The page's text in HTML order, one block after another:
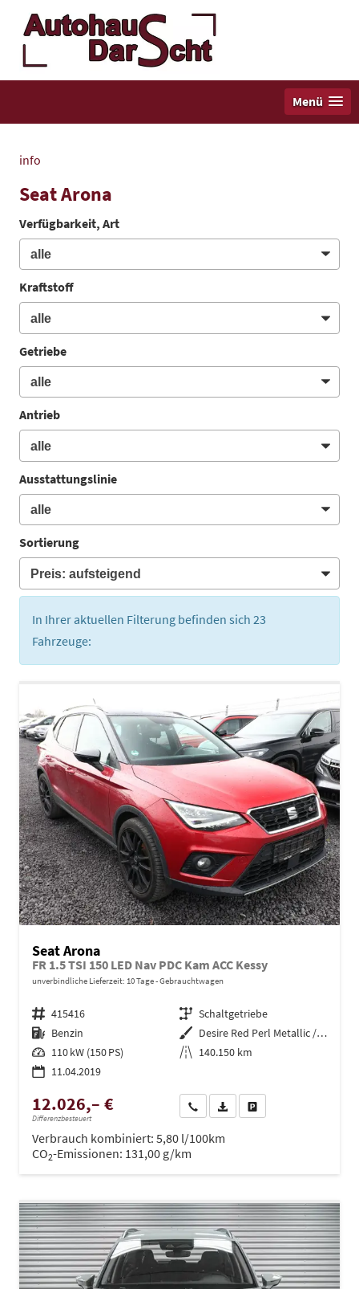
Menü
info
Seat Arona
Verfügbarkeit, Art
Kraftstoff
Getriebe
Antrieb
Ausstattungslinie
Sortierung
In Ihrer aktuellen Filterung befinden sich 23
Fahrzeuge:
Seat Arona
FR 1.5 TSI 150 LED Nav PDC Kam ACC Kessy
unverbindliche Lieferzeit: 10 Tage Gebrauchtwagen
Fahrzeugnr. 415416 Getriebe Schaltgetriebe
Kraftstoff Benzin Außenfarbe
Desire Red Perl Metallic / Midni
Leistung 110 kW (150 PS) Kilometerstand 140.150 km
11.04.2019
12.026,– €
Differenzbesteuert
Wir rufen Sie anPDF-Datei, Fahrzeugexposé
Verbrauch kombiniert: 5,80 l/100km
CO2-Emissionen: 131,00 g/km